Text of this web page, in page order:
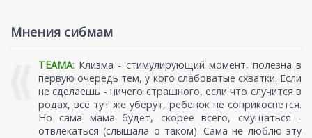
Мнения сибмам
ТЕАМА: Клизма - стимулирующий момент, полезна в
первую очередь тем, у кого слабоватые схватки. Если
не сделаешь - ничего страшного, если что случится в
родах, всё тут же уберут, ребенок не соприкоснется.
Но сама мама будет, скорее всего, смущаться -
отвлекаться (слышала о таком). Сама не люблю эту